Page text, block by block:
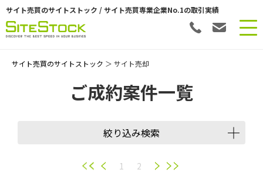
サイト売買のサイトストック / サイト売買専業企業No.1の取引実績
サイト売買のサイトストック ＞ サイト売却
ご成約案件一覧
絞り込み検索
1 2